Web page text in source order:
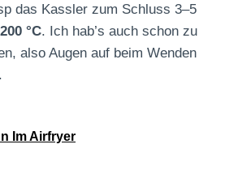
das Kassler zum Schluss 3–5
200 °C. Ich hab’s auch schon zu
also Augen auf beim Wenden
Im Airfryer